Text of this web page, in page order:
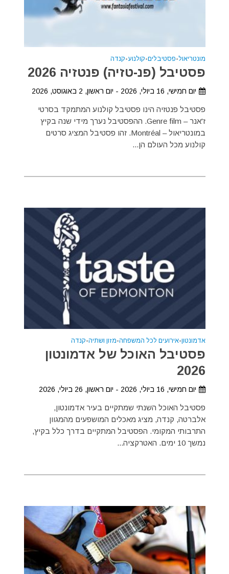
מונטריאול•פסטיבלים•קולנוע•קנדה
פסטיבל (פנ-טזיה) פנטזיה 2026
יום חמישי, 16 ביולי, 2026 - יום ראשון, 2 באוגוסט, 2026
פסטיבל פנטזיה הינו פסטיבל קולנוע המתמקד בסרטי
ז'אנר – Genre film. ההפסטיבל נערך מידי שנה בקיץ
במונטריאול – Montréal. זהו פסטיבל המציג סרטים
קולנוע מכל העולם הן...
אדמונטון•אירועים לכל המשפחה•מזון ושתיה•קנדה
פסטיבל האוכל של אדמונטון
2026
יום חמישי, 16 ביולי, 2026 - יום ראשון, 26 ביולי, 2026
פסטיבל האוכל השנתי שמתקיים בעיר אדמונטון,
אלברטה, קנדה, מציג מאכלים המושפעים מהמגוון
התרבותי המקומי. הפסטיבל המתקיים בדרך כלל בקיץ,
נמשך 10 ימים. האטרקציה...